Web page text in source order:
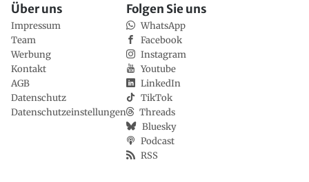
Über uns
Impressum
Team
Werbung
Kontakt
AGB
Datenschutz
Datenschutzeinstellungen
Folgen Sie uns
WhatsApp
Facebook
Instagram
Youtube
LinkedIn
TikTok
Threads
Bluesky
Podcast
RSS